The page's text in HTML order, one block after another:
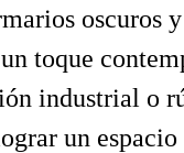
oscuros
toque
industrial o
un